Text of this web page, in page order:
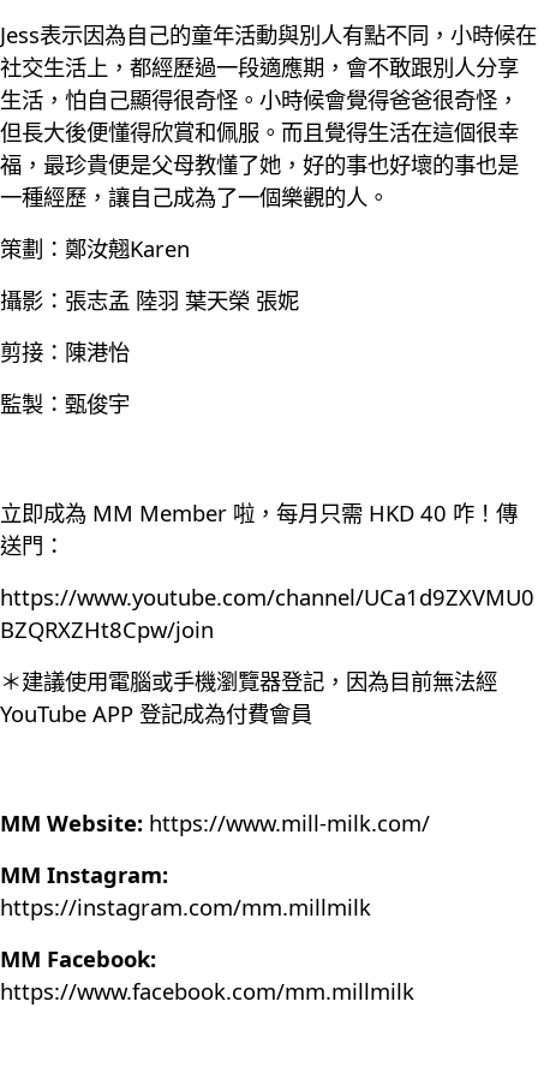
Jess表示因為自己的童年活動與別人有點不同，小時候在
社交生活上，都經歷過一段適應期，會不敢跟別人分享
生活，怕自己顯得很奇怪。小時候會覺得爸爸很奇怪，
但長大後便懂得欣賞和佩服。而且覺得生活在這個很幸
福，最珍貴便是父母教懂了她，好的事也好壞的事也是
一種經歷，讓自己成為了一個樂觀的人。
策劃：鄭汝翹Karen
攝影：張志孟 陸羽 葉天榮 張妮
剪接：陳港怡
監製：甄俊宇
立即成為 MM Member 啦，每月只需 HKD 40 咋！傳
送門：
https://www.youtube.com/channel/UCa1d9ZXVMU0
BZQRXZHt8Cpw/join
＊建議使用電腦或手機瀏覽器登記，因為目前無法經
YouTube APP 登記成為付費會員
MM Website: https://www.mill-milk.com/
MM Instagram:
https://instagram.com/mm.millmilk
MM Facebook:
https://www.facebook.com/mm.millmilk